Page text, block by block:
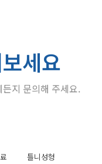
세요
지 문의해 주세요.
틀니성형